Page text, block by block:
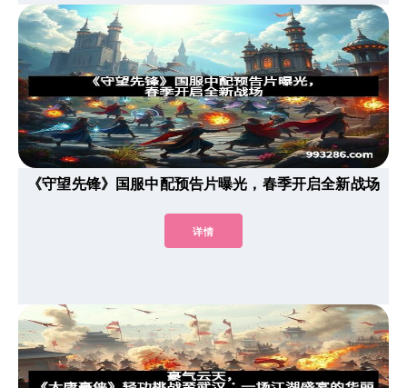
《守望先锋》国服中配预告片曝光，春季开启全新战场
详情